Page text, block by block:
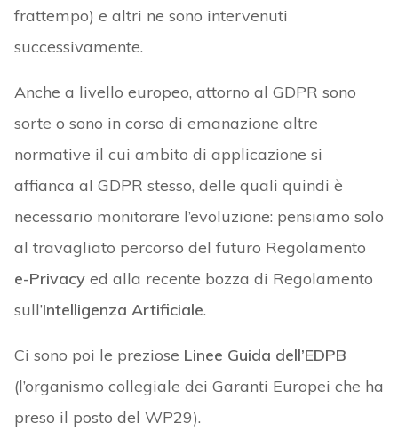
frattempo) e altri ne sono intervenuti
successivamente.
Anche a livello europeo, attorno al GDPR sono
sorte o sono in corso di emanazione altre
normative il cui ambito di applicazione si
affianca al GDPR stesso, delle quali quindi è
necessario monitorare l’evoluzione: pensiamo solo
al travagliato percorso del futuro Regolamento
e-Privacyed alla recente bozza di Regolamento
sull’Intelligenza Artificiale.
Ci sono poi le preziose Linee Guida dell’EDPB
(l’organismo collegiale dei Garanti Europei che ha
preso il posto del WP29).